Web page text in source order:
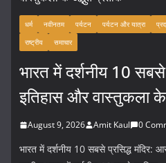
धर्म नवीनतम पर्यटन पर्यटन और यात्रा
राष्ट्रीय
समाचार
भारत में दर्शनीय 10
इतिहास और वास्तुकला
August 9, 2026 Amit Kaul 0
भारत में दर्शनीय 10 सबसे प्रसिद्ध मंदिर: